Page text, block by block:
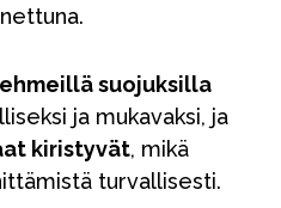
suojuksilla
ja mukavaksi, ja
kiristyvät, mikä
turvallisesti.